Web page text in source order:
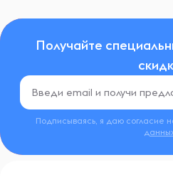
Получайте
Подписываясь, я даю согласие